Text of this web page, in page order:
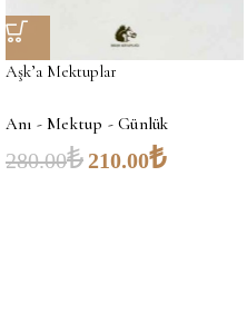
Aşk’a Mektuplar
Anı - Mektup - Günlük
280.00₺210.00₺